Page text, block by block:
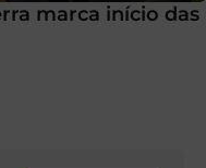
marca início das